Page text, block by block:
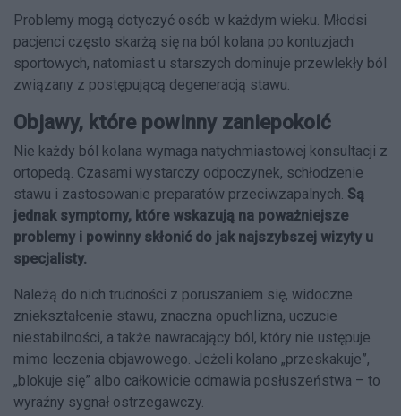
Problemy mogą dotyczyć osób w każdym wieku. Młodsi
pacjenci często skarżą się na ból kolana po kontuzjach
sportowych, natomiast u starszych dominuje przewlekły ból
związany z postępującą degeneracją stawu.
Objawy, które powinny zaniepokoić
Nie każdy ból kolana wymaga natychmiastowej konsultacji z
ortopedą. Czasami wystarczy odpoczynek, schłodzenie
stawu i zastosowanie preparatów przeciwzapalnych. Są
jednak symptomy, które wskazują na poważniejsze
problemy i powinny skłonić do jak najszybszej wizyty u
specjalisty.
Należą do nich trudności z poruszaniem się, widoczne
zniekształcenie stawu, znaczna opuchlizna, uczucie
niestabilności, a także nawracający ból, który nie ustępuje
mimo leczenia objawowego. Jeżeli kolano „przeskakuje”,
„blokuje się” albo całkowicie odmawia posłuszeństwa – to
wyraźny sygnał ostrzegawczy.